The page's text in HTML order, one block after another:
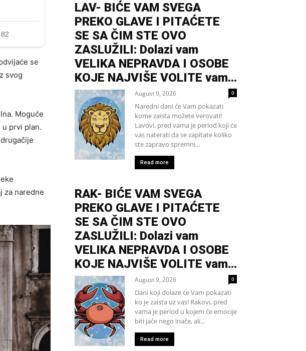
se
svog
Moguće
prvi plan.
za naredne
LAV- BIĆE VAM SVEGA
PREKO GLAVE I PITAĆETE
SE SA ČIM STE OVO
ZASLUŽILI: Dolazi vam
VELIKA NEPRAVDA I OSOBE
KOJE NAJVIŠE VOLITE vam...
August 9, 2026 0
Naredni dani će Vam pokazati
kome zaista možete verovati!
Lavovi, pred vama je period koji će
vas naterati da se zapitate koliko
ste zapravo spremni...
Read more
RAK- BIĆE VAM SVEGA
PREKO GLAVE I PITAĆETE
SE SA ČIM STE OVO
ZASLUŽILI: Dolazi vam
VELIKA NEPRAVDA I OSOBE
KOJE NAJVIŠE VOLITE vam...
August 9, 2026 0
Dani koji dolaze će Vam pokazati
ko je zaista uz vas! Rakovi, pred
vama je period u kojem će emocije
biti jače nego inače, ali...
Read more